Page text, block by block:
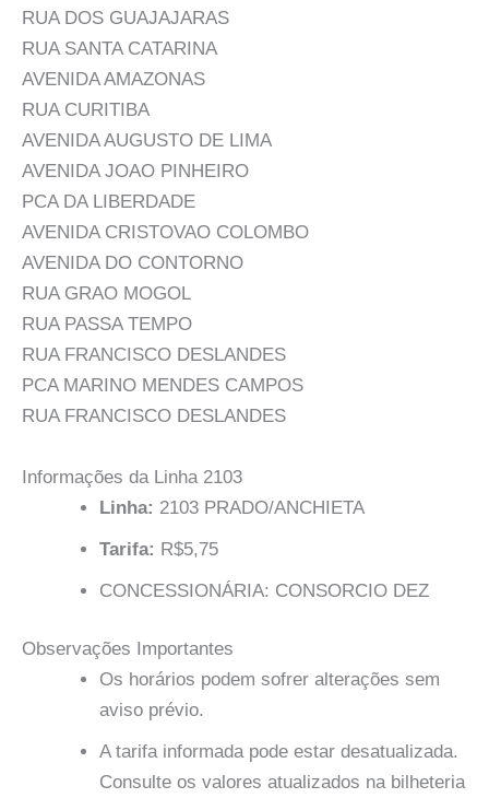
RUA DOS GUAJAJARAS
RUA SANTA CATARINA
AVENIDA AMAZONAS
RUA CURITIBA
AVENIDA AUGUSTO DE LIMA
AVENIDA JOAO PINHEIRO
PCA DA LIBERDADE
AVENIDA CRISTOVAO COLOMBO
AVENIDA DO CONTORNO
RUA GRAO MOGOL
RUA PASSA TEMPO
RUA FRANCISCO DESLANDES
PCA MARINO MENDES CAMPOS
RUA FRANCISCO DESLANDES
Informações da Linha 2103
Linha: 2103 PRADO/ANCHIETA
Tarifa: R$5,75
CONCESSIONÁRIA: CONSORCIO DEZ
Observações Importantes
Os horários podem sofrer alterações sem
aviso prévio.
A tarifa informada pode estar desatualizada.
Consulte os valores atualizados na bilheteria